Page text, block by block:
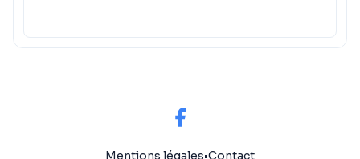
Mentions légales•Contact